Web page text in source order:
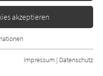
akzeptieren
Funktionen der
dass die Webseite
Impressum | Datenschutz